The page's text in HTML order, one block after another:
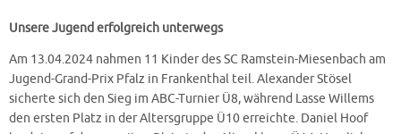
Unsere Jugend erfolgreich unterwegs
Am 13.04.2024 nahmen 11 Kinder des SC Ramstein-Miesenbach am
Jugend-Grand-Prix Pfalz in Frankenthal teil. Alexander Stösel
sicherte sich den Sieg im ABC-Turnier Ü8, während Lasse Willems
den ersten Platz in der Altersgruppe Ü10 erreichte. Daniel Hoof